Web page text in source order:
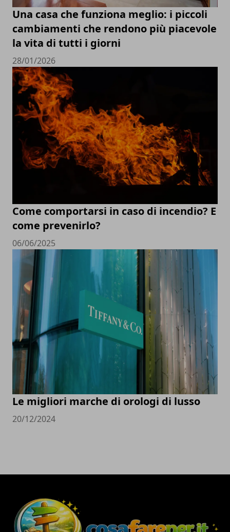
Una casa che funziona meglio: i piccoli
cambiamenti che rendono più piacevole
la vita di tutti i giorni
28/01/2026
Come comportarsi in caso di incendio? E
come prevenirlo?
06/06/2025
Le migliori marche di orologi di lusso
20/12/2024